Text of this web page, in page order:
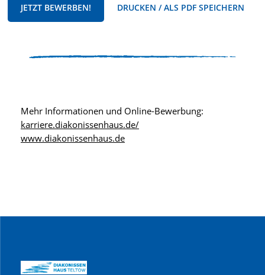
JETZT BEWERBEN! DRUCKEN / ALS PDF SPEICHERN
Mehr Informationen und Online-Bewerbung:
karriere.diakonissenhaus.de/
www.diakonissenhaus.de